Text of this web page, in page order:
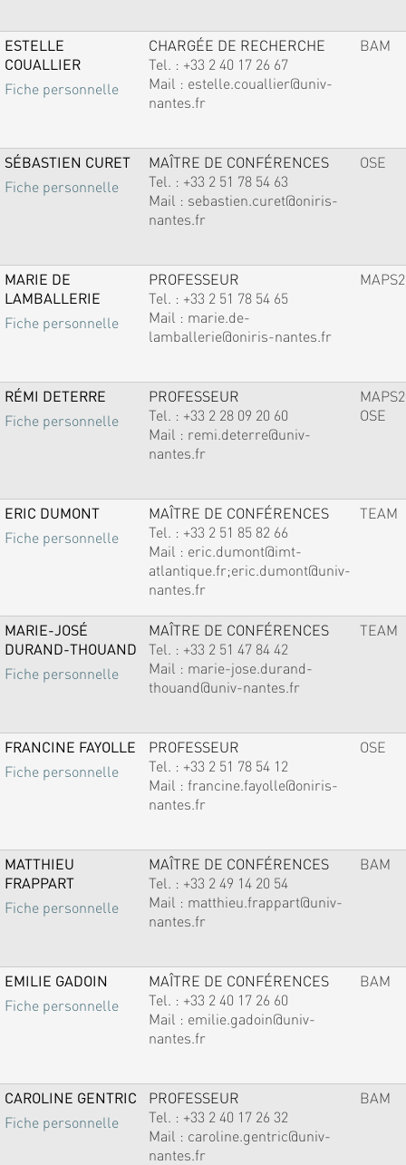
ESTELLE
COUALLIER
Fiche personnelle
CHARGÉE DE RECHERCHE
Tel. : +33 2 40 17 26 67
Mail : estelle.couallier@univ-
nantes.fr
BAM
SÉBASTIEN CURET
Fiche personnelle
MAÎTRE DE CONFÉRENCES
Tel. : +33 2 51 78 54 63
Mail : sebastien.curet@oniris-
nantes.fr
OSE
MARIE DE
LAMBALLERIE
Fiche personnelle
PROFESSEUR
Tel. : +33 2 51 78 54 65
Mail : marie.de-
lamballerie@oniris-nantes.fr
MAPS2
RÉMI DETERRE
Fiche personnelle
PROFESSEUR
Tel. : +33 2 28 09 20 60
Mail : remi.deterre@univ-
nantes.fr
MAPS2
OSE
ERIC DUMONT
Fiche personnelle
MAÎTRE DE CONFÉRENCES
Tel. : +33 2 51 85 82 66
Mail : eric.dumont@imt-
atlantique.fr;eric.dumont@univ-
nantes.fr
TEAM
MARIE-JOSÉ
DURAND-THOUAND
Fiche personnelle
MAÎTRE DE CONFÉRENCES
Tel. : +33 2 51 47 84 42
Mail : marie-jose.durand-
thouand@univ-nantes.fr
TEAM
FRANCINE FAYOLLE
Fiche personnelle
PROFESSEUR
Tel. : +33 2 51 78 54 12
Mail : francine.fayolle@oniris-
nantes.fr
OSE
MATTHIEU
FRAPPART
Fiche personnelle
MAÎTRE DE CONFÉRENCES
Tel. : +33 2 49 14 20 54
Mail : matthieu.frappart@univ-
nantes.fr
BAM
EMILIE GADOIN
Fiche personnelle
MAÎTRE DE CONFÉRENCES
Tel. : +33 2 40 17 26 60
Mail : emilie.gadoin@univ-
nantes.fr
BAM
CAROLINE GENTRIC
Fiche personnelle
PROFESSEUR
Tel. : +33 2 40 17 26 32
Mail : caroline.gentric@univ-
nantes.fr
BAM